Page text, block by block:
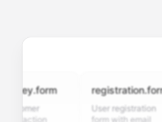
registration.form
User registration
form with email